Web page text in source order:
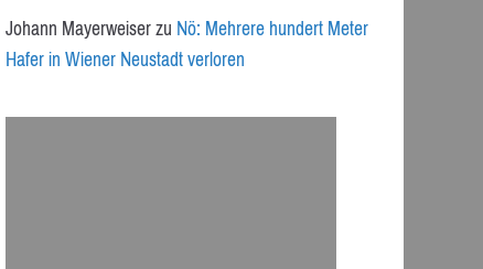
Johann MayerweiserzuNö: Mehrere hundert Meter
Hafer in Wiener Neustadt verloren